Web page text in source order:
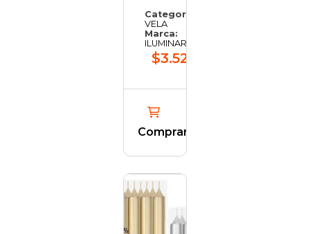
Categoría:
VELA
Marca:
ILUMINARTE
$3.526,50
Comprar